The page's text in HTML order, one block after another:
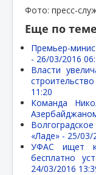
Фото: пресс-
Еще по
Премьер-
- 26/03/2016
Власти
11:20
Команда
«Ладе» - 25/03/
УФАС ищет
бесплатно
24/03/2016